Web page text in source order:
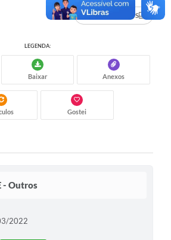
DADOS ABERTOS
LEGENDA:
Baixar Anexos
Gostei
- Outros
2022